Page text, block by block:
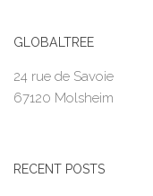
GLOBALTREE
24 rue de Savoie
67120 Molsheim
RECENT POSTS